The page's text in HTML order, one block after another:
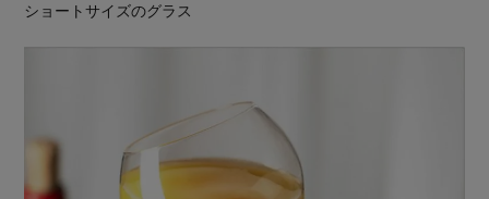
ショートサイズのグラス